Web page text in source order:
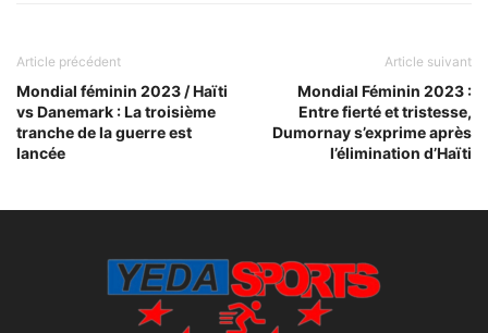
Article précédent
Mondial féminin 2023 / Haïti
vs Danemark : La troisième
tranche de la guerre est
lancée
Article suivant
Mondial Féminin 2023 :
Entre fierté et tristesse,
Dumornay s’exprime après
l’élimination d’Haïti